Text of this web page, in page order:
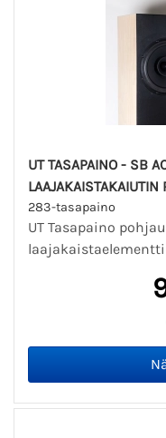
UT TASAPAINO - SB
283-tasapaino
UT Tasapaino